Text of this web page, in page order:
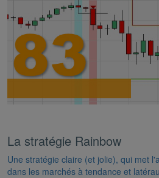
La stratégie Rainbow
Une stratégie claire (et jolie), qui met
dans les marchés à tendance et